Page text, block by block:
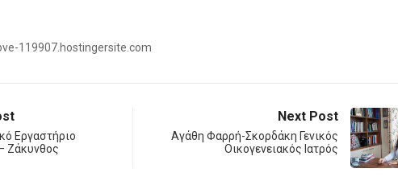
119907.hostingersite.com
Εργαστήριο
Ζάκυνθος
Next Post
Αγάθη Φαρρή-Σκορδάκη Γενικός
Οικογενειακός Ιατρός